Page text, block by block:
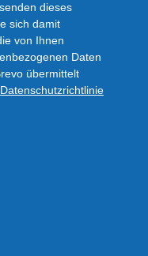
dieses
sich damit
von Ihnen
Daten
übermittelt
Datenschutzrichtlinie